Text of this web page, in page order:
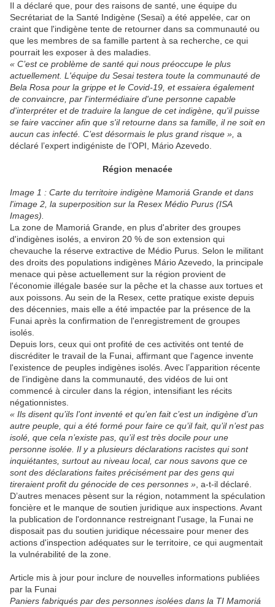
Il a déclaré que, pour des raisons de santé, une équipe du
Secrétariat de la Santé Indigène (Sesai) a été appelée, car on
craint que l'indigène tente de retourner dans sa communauté ou
que les membres de sa famille partent à sa recherche, ce qui
pourrait les exposer à des maladies.
« C’est ce problème de santé qui nous préoccupe le plus
actuellement. L'équipe du Sesai testera toute la communauté de
Bela Rosa pour la grippe et le Covid-19, et essaiera également
de convaincre, par l'intermédiaire d'une personne capable
d'interpréter et de traduire la langue de cet indigène, qu'il puisse
se faire vacciner afin que s'il retourne dans sa famille, il ne soit en
aucun cas infecté. C’est désormais le plus grand risque », a
déclaré l’expert indigéniste de l’OPI, Mário Azevedo.
Région menacée
Image 1 : Carte du territoire indigène Mamoriá Grande et dans
l'image 2, la superposition sur la Resex Médio Purus (ISA
Images).
La zone de Mamoriá Grande, en plus d'abriter des groupes
d'indigènes isolés, a environ 20 % de son extension qui
chevauche la réserve extractive de Médio Purus. Selon le militant
des droits des populations indigènes Mário Azevedo, la principale
menace qui pèse actuellement sur la région provient de
l'économie illégale basée sur la pêche et la chasse aux tortues et
aux poissons. Au sein de la Resex, cette pratique existe depuis
des décennies, mais elle a été impactée par la présence de la
Funai après la confirmation de l'enregistrement de groupes
isolés.
Depuis lors, ceux qui ont profité de ces activités ont tenté de
discréditer le travail de la Funai, affirmant que l'agence invente
l'existence de peuples indigènes isolés. Avec l’apparition récente
de l’indigène dans la communauté, des vidéos de lui ont
commencé à circuler dans la région, intensifiant les récits
négationnistes.
« Ils disent qu’ils l’ont inventé et qu’en fait c’est un indigène d’un
autre peuple, qui a été formé pour faire ce qu’il fait, qu’il n’est pas
isolé, que cela n’existe pas, qu’il est très docile pour une
personne isolée. Il y a plusieurs déclarations racistes qui sont
inquiétantes, surtout au niveau local, car nous savons que ce
sont des déclarations faites précisément par des gens qui
tireraient profit du génocide de ces personnes » , a-t-il déclaré.
D’autres menaces pèsent sur la région, notamment la spéculation
foncière et le manque de soutien juridique aux inspections. Avant
la publication de l'ordonnance restreignant l'usage, la Funai ne
disposait pas du soutien juridique nécessaire pour mener des
actions d'inspection adéquates sur le territoire, ce qui augmentait
la vulnérabilité de la zone.
Article mis à jour pour inclure de nouvelles informations publiées
par la Funai
Paniers fabriqués par des personnes isolées dans la TI Mamoriá